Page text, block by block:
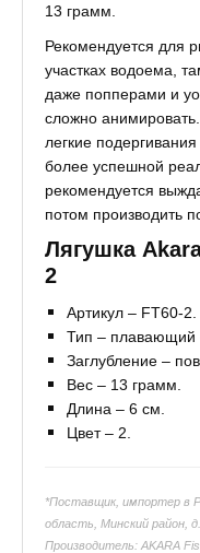
13 грамм.
Рекомендуется для
участках водоема,
даже попперами и
сложно
легкие
более успешной
рекомендуется
потом производить
Лягушка
2
Артикул – FT60-2.
Тип – плавающий
Заглубление –
Вес – 13 грамм.
Длина – 6 см.
Цвет – 2.
*Поставщик, импортер в
область, Минский район,
Производитель: AKARA